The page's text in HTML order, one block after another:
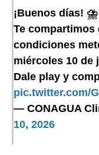
¡Buenos días! ⛈️
Te compartimos
condiciones
miércoles 10 de
Dale play y
pic.twitter.com/
— CONAGUA
10, 2026